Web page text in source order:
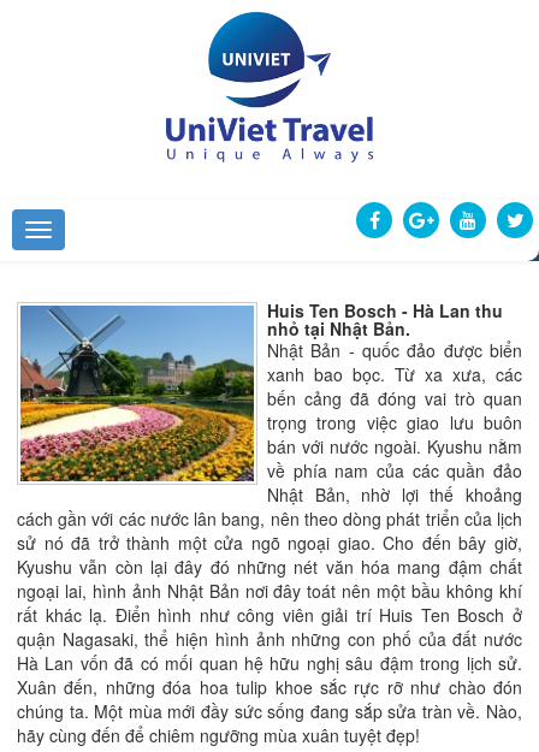
Huis Ten Bosch - Hà Lan thu
nhỏ tại Nhật Bản.
Nhật Bản - quốc đảo được biển
xanh bao bọc. Từ xa xưa, các
bến cảng đã đóng vai trò quan
trọng trong việc giao lưu buôn
bán với nước ngoài. Kyushu nằm
về phía nam của các quần đảo
Nhật Bản, nhờ lợi thế khoảng
cách gần với các nước lân bang, nên theo dòng phát triển của lịch
sử nó đã trở thành một cửa ngõ ngoại giao. Cho đến bây giờ,
Kyushu vẫn còn lại đây đó những nét văn hóa mang đậm chất
ngoại lai, hình ảnh Nhật Bản nơi đây toát nên một bầu không khí
rất khác lạ. Điển hình như công viên giải trí Huis Ten Bosch ở
quận Nagasaki, thể hiện hình ảnh những con phố của đất nước
Hà Lan vốn đã có mối quan hệ hữu nghị sâu đậm trong lịch sử.
Xuân đến, những đóa hoa tulip khoe sắc rực rỡ như chào đón
chúng ta. Một mùa mới đầy sức sống đang sắp sửa tràn về. Nào,
hãy cùng đến để chiêm ngưỡng mùa xuân tuyệt đẹp!